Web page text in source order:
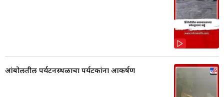
आंबोलीतील पर्यटनस्थळाचा पर्यटकांना आकर्षण